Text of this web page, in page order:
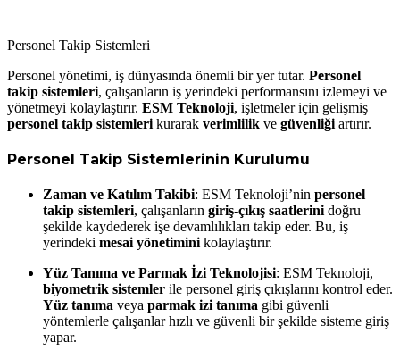
Personel Takip Sistemleri
Personel yönetimi, iş dünyasında önemli bir yer tutar. Personel
takip sistemleri, çalışanların iş yerindeki performansını izlemeyi ve
yönetmeyi kolaylaştırır. ESM Teknoloji, işletmeler için gelişmiş
personel takip sistemleri kurarak verimlilik ve güvenliği artırır.
Personel Takip Sistemlerinin Kurulumu
Zaman ve Katılım Takibi: ESM Teknoloji’nin personel
takip sistemleri, çalışanların giriş-çıkış saatlerinidoğru
şekilde kaydederek işe devamlılıkları takip eder. Bu, iş
yerindeki mesai yönetiminikolaylaştırır.
Yüz Tanıma ve Parmak İzi Teknolojisi: ESM Teknoloji,
biyometrik sistemler ile personel giriş çıkışlarını kontrol eder.
Yüz tanıma veya parmak izi tanıma gibi güvenli
yöntemlerle çalışanlar hızlı ve güvenli bir şekilde sisteme giriş
yapar.